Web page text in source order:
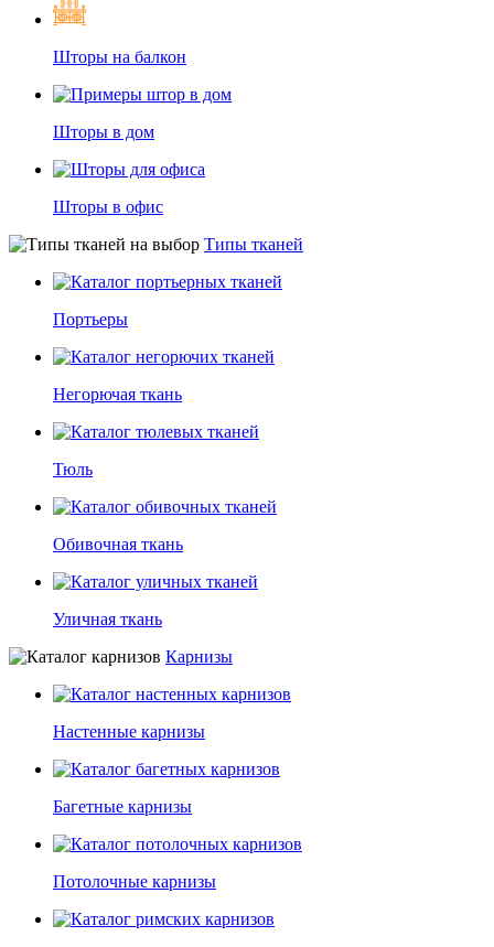
Шторы на балкон
Шторы в дом
Шторы в офис
Типы тканей
Портьеры
Негорючая ткань
Тюль
Обивочная ткань
Уличная ткань
Карнизы
Настенные карнизы
Багетные карнизы
Потолочные карнизы